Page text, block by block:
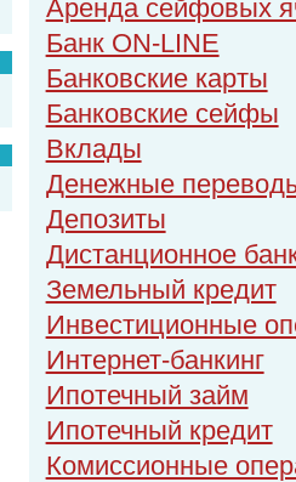
Аренда сейфовых
Банк ON-LINE
Банковские карты
Банковские сейфы
Вклады
Денежные
Депозиты
Дистанционное
Земельный кредит
Инвестиционные
Интернет-банкинг
Ипотечный займ
Ипотечный кредит
Комиссионные